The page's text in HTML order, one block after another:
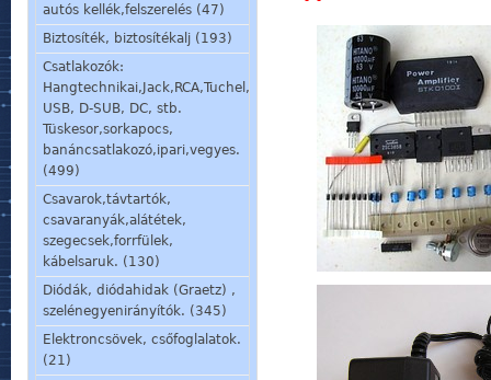
autós kellék,felszerelés (47)
Biztosíték, biztosítékalj (193)
Csatlakozók:
Hangtechnikai,Jack,RCA,Tuchel,
USB, D-SUB, DC, stb.
Tüskesor,sorkapocs,
banáncsatlakozó,ipari,vegyes.
(499)
Csavarok,távtartók,
csavaranyák,alátétek,
szegecsek,forrfülek,
kábelsaruk. (130)
Diódák, diódahidak (Graetz) ,
szelénegyenirányítók. (345)
Elektroncsövek, csőfoglalatok.
(21)